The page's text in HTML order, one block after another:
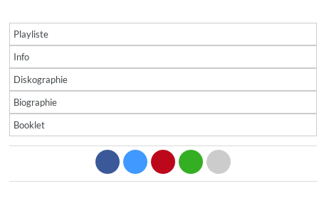
Playliste
Info
Diskographie
Biographie
Booklet